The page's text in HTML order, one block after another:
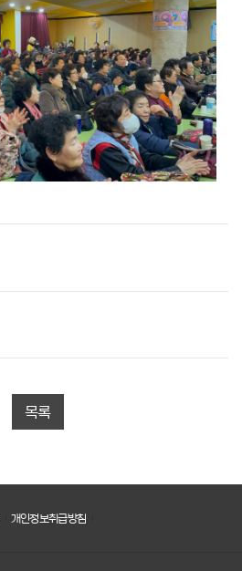
목록
개인정보취급방침